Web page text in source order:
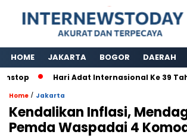
HOME JAKARTA BOGOR DAERAH
Hari Adat Internasional Ke 39
Home / Jakarta
Kendalikan Inflasi,
Pemda Waspadai 4